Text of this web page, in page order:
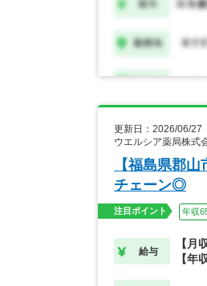
更新日：2026/06/27
ウエルシア薬局株式
【福島県郡
チェーン◎
注目ポイント 年収
給与
【月
【年